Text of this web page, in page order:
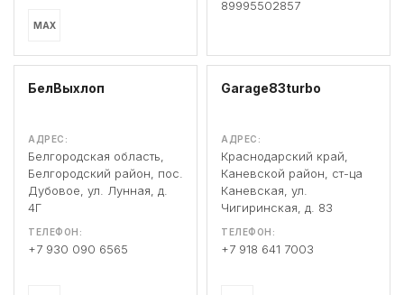
MAX
89995502857
БелВыхлоп
АДРЕС:
Белгородская область,
Белгородский район, пос.
Дубовое, ул. Лунная, д.
4Г
ТЕЛЕФОН:
+7 930 090 6565
Garage83turbo
АДРЕС:
Краснодарский край,
Каневской район, ст-ца
Каневская, ул.
Чигиринская, д. 83
ТЕЛЕФОН:
+7 918 641 7003